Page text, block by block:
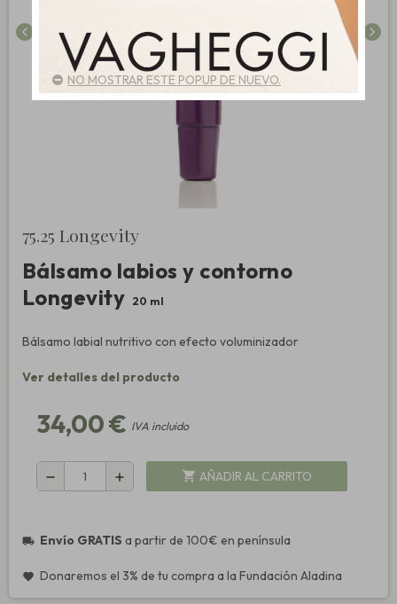
chevron_left chevron_right
75.25 Longevity
Bálsamo labios y contorno
Longevity 20 ml
Bálsamo labial nutritivo con efecto voluminizador
Ver detalles del producto
34,00 € IVA incluido
remove add shopping_cart AÑADIR AL CARRITO
local_shipping Envío GRATIS a partir de 100€ en península
favorite Donaremos el 3% de tu compra a la Fundación Aladina
NO MOSTRAR ESTE POPUP DE NUEVO.